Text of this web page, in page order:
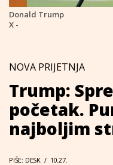
Donald Trump
X -
NOVA PRIJETNJA
Trump:
početak.
najboljim
PIŠE: DESK / 10.27.